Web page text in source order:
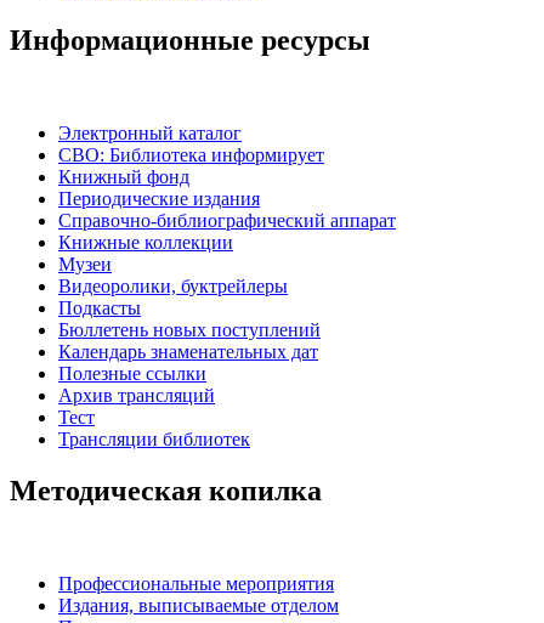
Информационные ресурсы
Электронный каталог
СВО: Библиотека информирует
Книжный фонд
Периодические издания
Справочно-библиографический аппарат
Книжные коллекции
Музеи
Видеоролики, буктрейлеры
Подкасты
Бюллетень новых поступлений
Календарь знаменательных дат
Полезные ссылки
Архив трансляций
Тест
Трансляции библиотек
Методическая копилка
Профессиональные мероприятия
Издания, выписываемые отделом